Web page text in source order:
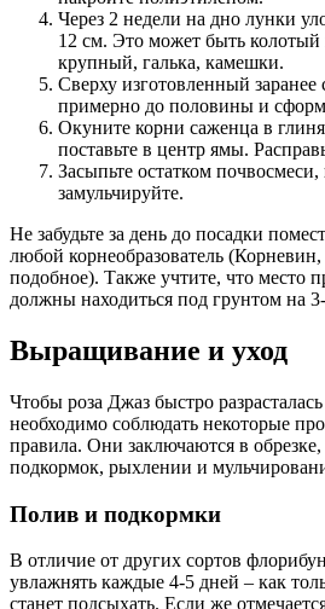
Через 2 недели на дно лунки
12 см. Это может быть
крупный, галька, камешки.
Сверху изготовленный заранее
примерно до половины и
Окуните корни саженца в
поставьте в центр ямы.
Засыпьте остатком почвосмеси,
замульчируйте.
Не забудьте за день до посадки
любой корнеобразователь (Корневин,
подобное). Также учтите, что место
должны находиться под грунтом на
Выращивание и уход
Чтобы роза Джаз быстро
необходимо соблюдать некоторые
правила. Они заключаются в
подкормок, рыхлении и
Полив и подкормки
В отличие от других сортов
увлажнять каждые 4-5 дней – как
станет подсыхать. Если же